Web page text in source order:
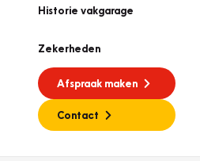
Historie vakgarage
Zekerheden
Afspraak maken
Contact